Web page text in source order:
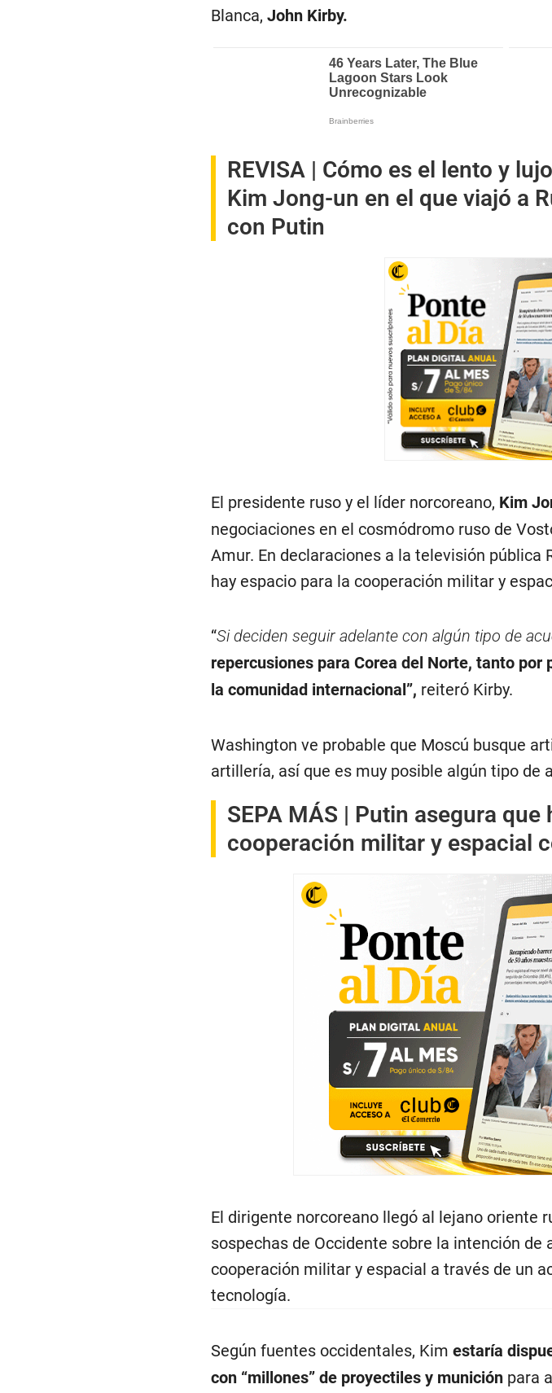
Blanca, John Kirby.
REVISA | Cómo es el lento y
Kim Jong-un en el que viajó a
con Putin
El presidente ruso y el líder norcoreano, Kim
negociaciones en el cosmódromo ruso de
Amur. En declaraciones a la televisión pública
hay espacio para la cooperación militar y
“Si deciden seguir adelante con algún tipo de
repercusiones para Corea del Norte, tanto por
la comunidad internacional”, reiteró Kirby.
Washington ve probable que Moscú busque
artillería, así que es muy posible algún tipo de
SEPA MÁS | Putin asegura que
cooperación militar y espacial
El dirigente norcoreano llegó al lejano oriente
sospechas de Occidente sobre la intención de
cooperación militar y espacial a través de un
tecnología.
Según fuentes occidentales, Kim estaría
con “millones” de proyectiles y munición para